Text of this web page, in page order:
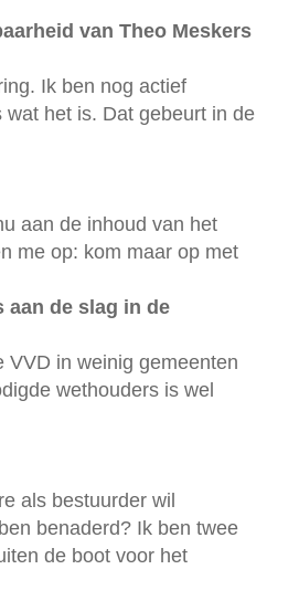
van Theo Meskers
Ik ben nog actief
het is. Dat gebeurt in de
aan de inhoud van het
me op: kom maar op met
aan de slag in de
VVD in weinig gemeenten
wethouders is wel
als bestuurder wil
benaderd? Ik ben twee
de boot voor het